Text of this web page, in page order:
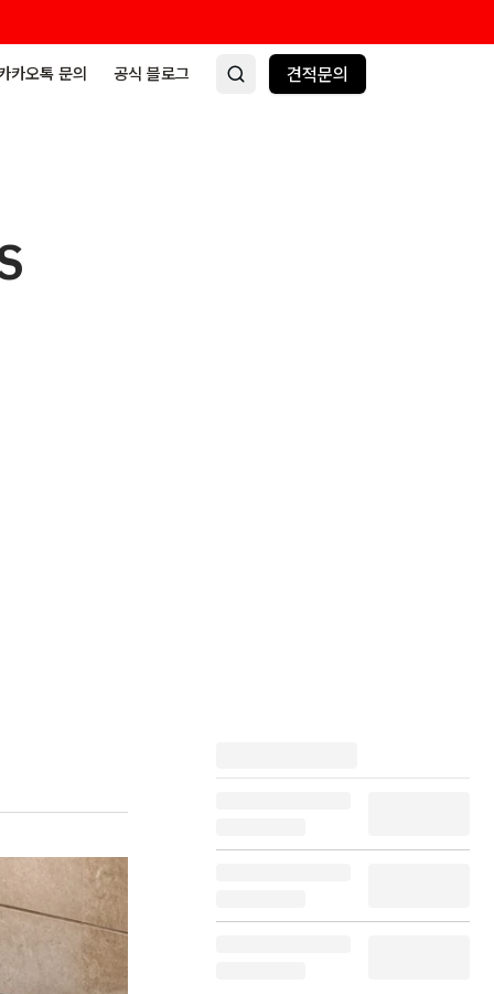
카오톡 문의 공식 블로그 견적문의